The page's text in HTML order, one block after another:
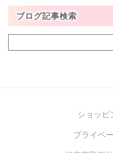
イ
ブログ記事検索
ショッピ
プライベ